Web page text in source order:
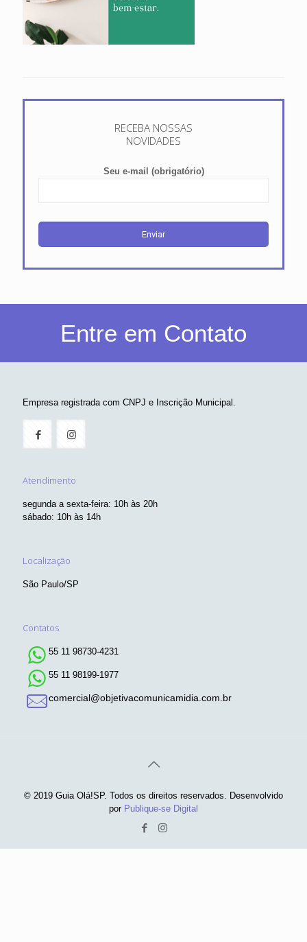
RECEBA NOSSAS
NOVIDADES
Seu e-mail (obrigatório)
Entre em Contato
Empresa registrada com CNPJ e Inscrição Municipal.
Atendimento
segunda a sexta-feira: 10h às 20h
sábado: 10h às 14h
Localização
São Paulo/SP
Contatos
55 11 98730-4231
55 11 98199-1977
comercial@objetivacomunicamidia.com.br
© 2019 Guia Olá!SP. Todos os direitos reservados. Desenvolvido
por Publique-se Digital